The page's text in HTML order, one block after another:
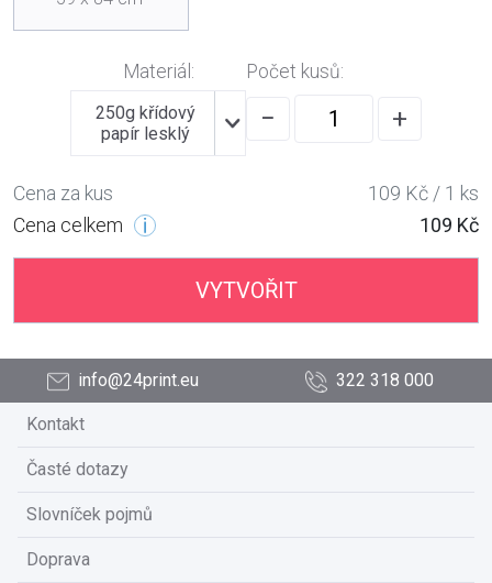
Materiál:
250g křídový
papír lesklý
Počet kusů:
− +
Cena za kus
109 Kč / 1 ks
Cena celkem
109 Kč
VYTVOŘIT
info@24print.eu 322 318 000
Kontakt
Časté dotazy
Slovníček pojmů
Doprava